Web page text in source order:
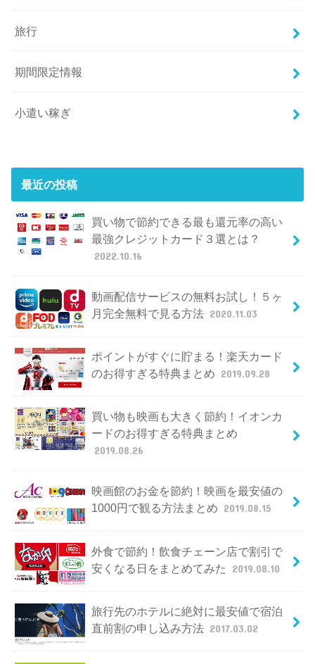
旅行
期間限定情報
小遣い稼ぎ
最近の投稿
買い物で節約できる最も還元率の高い
最強クレジットカード３選とは？
2022.10.16
動画配信サービスの無料お試し！５ヶ
月完全無料で見る方法 2020.11.03
ポイントがすぐに貯まる！楽天カード
のお得すぎる特典まとめ 2019.09.28
買い物も映画も大きく節約！イオンカ
ードのお得すぎる特典まとめ
2019.08.26
映画館のお金を節約！映画を最安値の
1000円で観る方法まとめ 2019.08.15
外食で節約！飲食チェーン店で割引で
安くなる日をまとめてみた
2019.08.10
旅行先のホテルに絶対に最安値で宿泊
直前割の申し込み方法 2017.03.02